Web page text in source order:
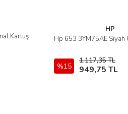
Kartuş
HP
Hp 653 3YM75AE Siyah
%15
1.117,35 TL
949,75 TL
İncele
Sepete